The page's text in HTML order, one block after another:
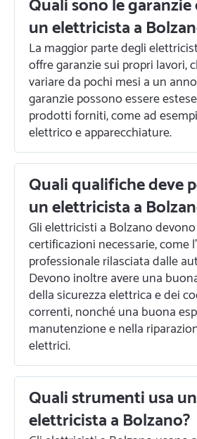
Quali sono le
un elettricista a
La maggior parte degli
offre garanzie sui propri lavori,
variare da pochi mesi a un
garanzie possono essere
prodotti forniti, come ad
elettrico e apparecchiature.
Quali qualifiche deve
un elettricista a
Gli elettricisti a Bolzano
certificazioni necessarie, come
professionale rilasciata dalle
Devono inoltre avere una
della sicurezza elettrica e dei
correnti, nonché una buona
manutenzione e nella
elettrici.
Quali strumenti usa un
elettricista a Bolzano?